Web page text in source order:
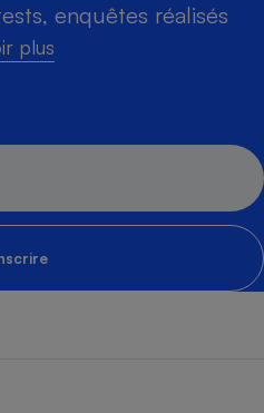
enquêtes réalisés
plus